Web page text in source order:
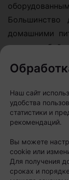
домашними
взять с собой.
веревочный
площадки,
отдыха на
катамаран,
исследовать
После
Наш сайт
удобства
статистики и
рекомендаций.
Вы можете
cookie или
Для получения
сроках и